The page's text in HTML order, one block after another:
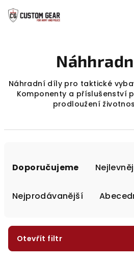
na
obsah
Náhradní díly pro taktické
Komponenty a příslušenství
prodloužení
r
Doporučujeme
Nejprodávanější
Otevřít filtr